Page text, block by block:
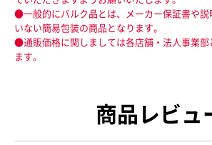
●一般的にバルク品とは、メーカー保証書や説
いない簡易包装の商品となります。
●通販価格に関しましては各店舗・法人事業部
ます。
商品レビュ